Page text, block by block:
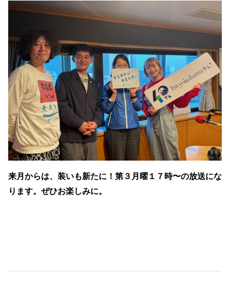
来月からは、装いも新たに！第３月曜１７時〜の放送にな
ります。 ぜひお楽しみに。